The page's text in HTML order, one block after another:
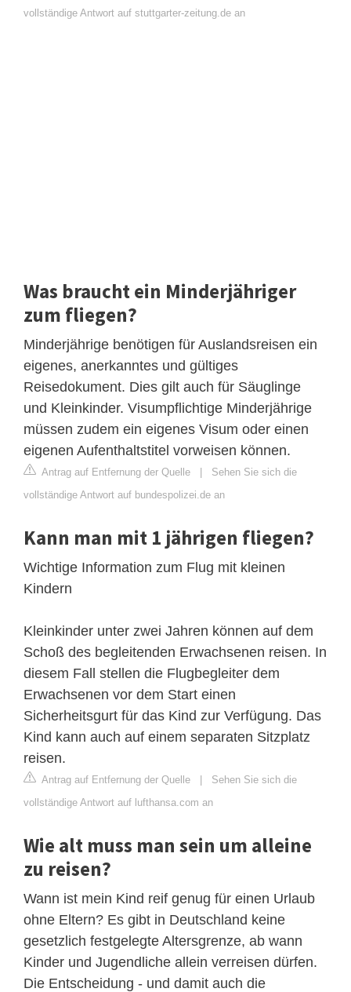
vollständige Antwort auf stuttgarter-zeitung.de an
Was braucht ein Minderjähriger
zum fliegen?
Minderjährige benötigen für Auslandsreisen ein
eigenes, anerkanntes und gültiges
Reisedokument. Dies gilt auch für Säuglinge
und Kleinkinder. Visumpflichtige Minderjährige
müssen zudem ein eigenes Visum oder einen
eigenen Aufenthaltstitel vorweisen können.
Antrag auf Entfernung der Quelle | Sehen Sie sich die
vollständige Antwort auf bundespolizei.de an
Kann man mit 1 jährigen fliegen?
Wichtige Information zum Flug mit kleinen
Kindern
Kleinkinder unter zwei Jahren können auf dem
Schoß des begleitenden Erwachsenen reisen. In
diesem Fall stellen die Flugbegleiter dem
Erwachsenen vor dem Start einen
Sicherheitsgurt für das Kind zur Verfügung. Das
Kind kann auch auf einem separaten Sitzplatz
reisen.
Antrag auf Entfernung der Quelle | Sehen Sie sich die
vollständige Antwort auf lufthansa.com an
Wie alt muss man sein um alleine
zu reisen?
Wann ist mein Kind reif genug für einen Urlaub
ohne Eltern? Es gibt in Deutschland keine
gesetzlich festgelegte Altersgrenze, ab wann
Kinder und Jugendliche allein verreisen dürfen.
Die Entscheidung - und damit auch die